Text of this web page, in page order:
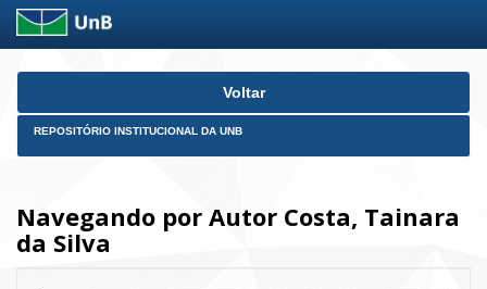
Skip
Voltar
REPOSITÓRIO INSTITUCIONAL DA UNB
Navegando por Autor Costa, Tainara
da Silva